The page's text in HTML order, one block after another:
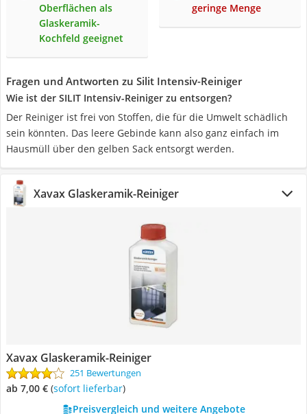
Oberflächen als
Glaskeramik-
Kochfeld geeignet
geringe Menge
Fragen und Antworten zu Silit Intensiv-Reiniger
Wie ist der SILIT Intensiv-Reiniger zu entsorgen?
Der Reiniger ist frei von Stoffen, die für die Umwelt schädlich
sein könnten. Das leere Gebinde kann also ganz einfach im
Hausmüll über den gelben Sack entsorgt werden.
Xavax Glaskeramik-Reiniger
Xavax Glaskeramik-Reiniger
251 Bewertungen
ab 7,00 € ( Sofort lieferbar)
Preisvergleich und weitere Angebote